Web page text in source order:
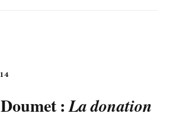
:La donation